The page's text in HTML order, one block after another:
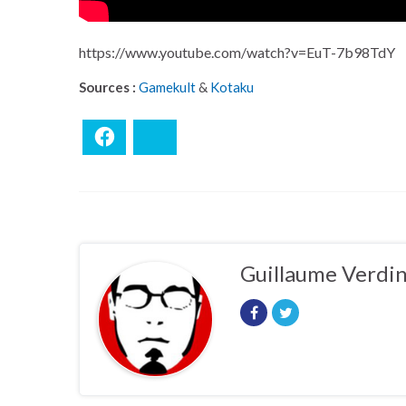
https://www.youtube.com/watch?v=EuT-7b98TdY
Sources : Gamekult& Kotaku
Guillaume